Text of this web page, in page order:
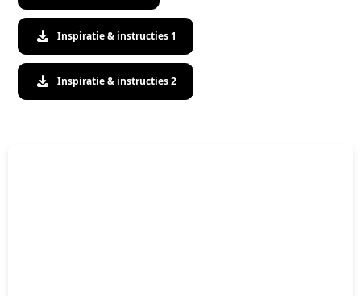
Inspiratie & instructies 1
Inspiratie & instructies 2